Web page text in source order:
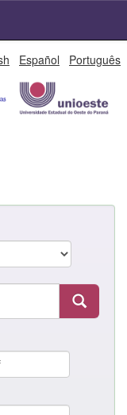
Español Português